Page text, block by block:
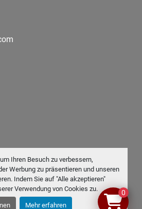
Ihren Besuch zu verbessern,
Werbung zu präsentieren und unseren
Indem Sie auf "Alle akzeptieren"
Verwendung von Cookies zu.
Mehr erfahren
UNS
0